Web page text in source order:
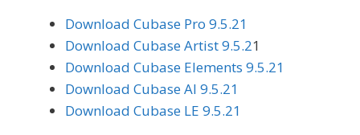
Download Cubase Pro 9.5.21
Download Cubase Artist 9.5.21
Download Cubase Elements 9.5.21
Download Cubase AI 9.5.21
Download Cubase LE 9.5.21